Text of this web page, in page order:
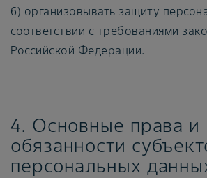
6) организовывать защиту
соответствии с требованиями
Российской Федерации.
4. Основные права и
обязанности
персональных